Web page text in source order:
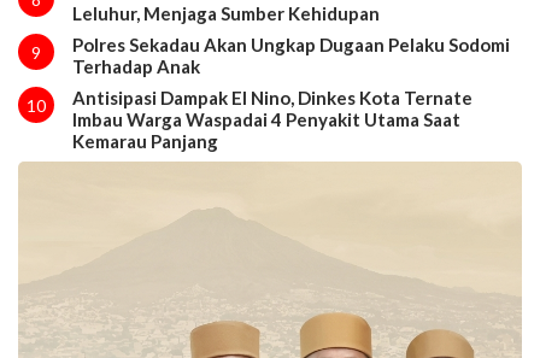
Leluhur, Menjaga Sumber Kehidupan
9
Polres Sekadau Akan Ungkap Dugaan Pelaku Sodomi
Terhadap Anak
10
Antisipasi Dampak El Nino, Dinkes Kota Ternate
Imbau Warga Waspadai 4 Penyakit Utama Saat
Kemarau Panjang